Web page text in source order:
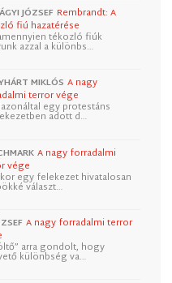
JÓZSEF Rembrandt: A
fiú hazatérése
tékozló fiúk
azzal a különbs…
MIKLÓS A nagy
terror vége
egy protestáns
adott d…
A nagy forradalmi
vége
egy felekezet hivatalosan
választ…
A nagy forradalmi terror
arra gondolt, hogy
különbség va…